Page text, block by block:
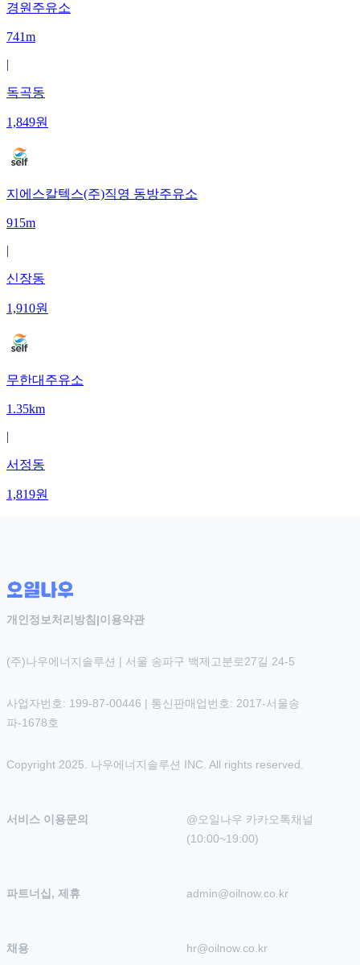
경원주유소
741m
|
독곡동
1,849원
지에스칼텍스(주)직영 동방주유소
915m
|
신장동
1,910원
무한대주유소
1.35km
|
서정동
1,819원
개인정보처리방침 |이용약관
(주)나우에너지솔루션 | 서울 송파구 백제고분로27길 24-5
사업자번호: 199-87-00446 | 통신판매업번호: 2017-서울송
파-1678호
Copyright 2025. 나우에너지솔루션 INC. All rights reserved.
서비스 이용문의
@오일나우 카카오톡채널
(10:00~19:00)
파트너십, 제휴 admin@oilnow.co.kr
채용 hr@oilnow.co.kr